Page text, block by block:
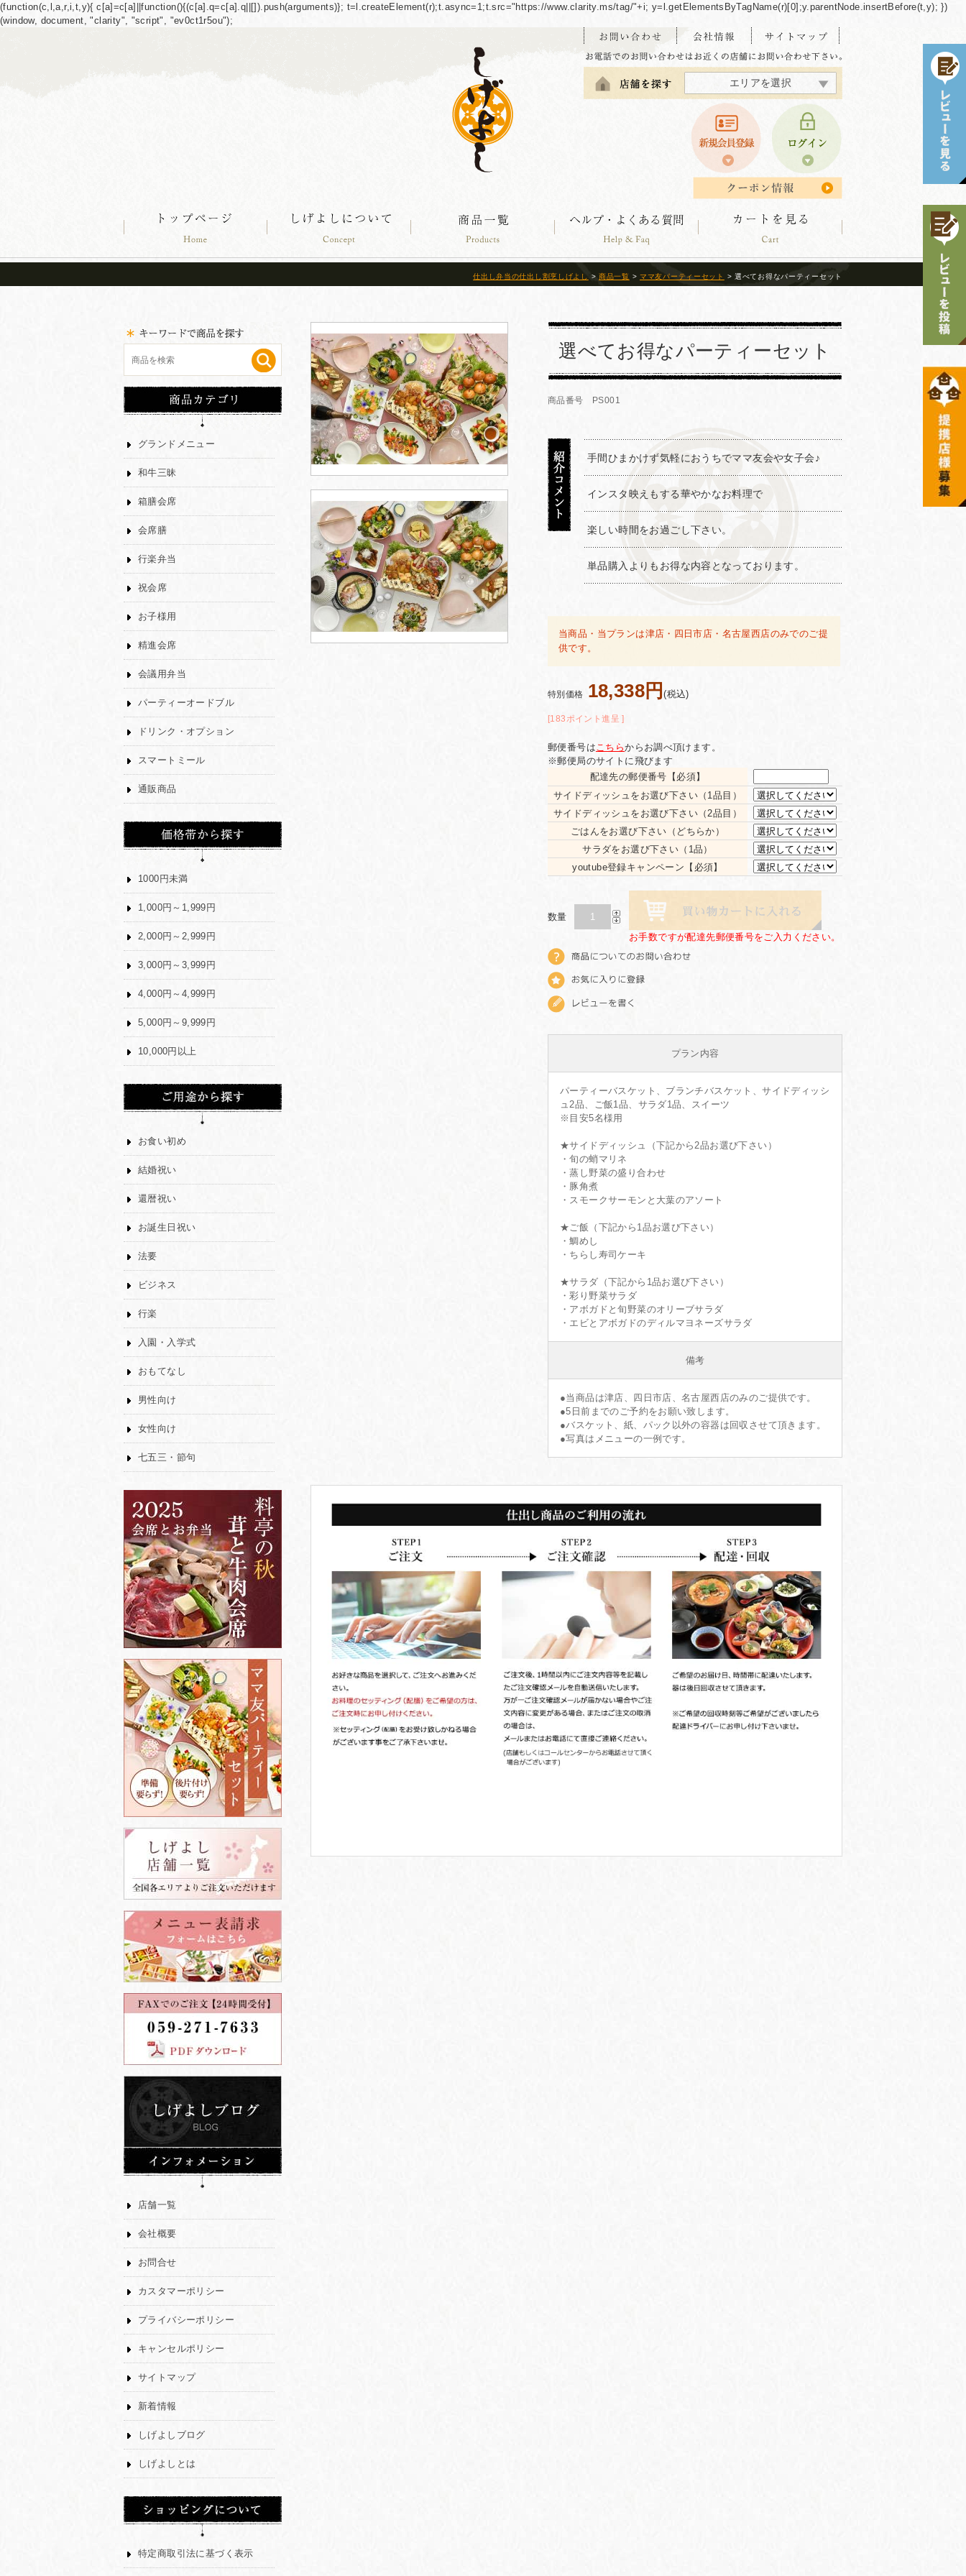
(function(c,l,a,r,i,t,y){ c[a]=c[a]||function(){(c[a].q=c[a].q||[]).push(arguments)}; t=l.createElement(r);t.async=1;t.src="https://www.clarity.ms/tag/"+i; y=l.getElementsByTagName(r)[0];y.parentNode.insertBefore(t,y); })
(window, document, "clarity", "script", "ev0ct1r5ou");
エリアを選択
北海道エリア
東北エリア
関東エリア
東海・北陸エリア
関西エリア
中四国エリア
九州エリア
沖縄エリア
仕出し弁当の仕出し割烹しげよし > 商品一覧 > ママ友パーティーセット > 選べてお得なパーティーセット
グランドメニュー
和牛三昧
箱膳会席
会席膳
行楽弁当
祝会席
お子様用
精進会席
会議用弁当
パーティーオードブル
ドリンク・オプション
スマートミール
通販商品
1000円未満
1,000円～1,999円
2,000円～2,999円
3,000円～3,999円
4,000円～4,999円
5,000円～9,999円
10,000円以上
お食い初め
結婚祝い
還暦祝い
お誕生日祝い
法要
ビジネス
行楽
入園・入学式
おもてなし
男性向け
女性向け
七五三・節句
店舗一覧
会社概要
お問合せ
カスタマーポリシー
プライバシーポリシー
キャンセルポリシー
サイトマップ
新着情報
しげよしブログ
しげよしとは
特定商取引法に基づく表示
選べてお得なパーティーセット
商品番号 PS001
手間ひまかけず気軽におうちでママ友会や女子会♪
インスタ映えもする華やかなお料理で
楽しい時間をお過ごし下さい。
単品購入よりもお得な内容となっております。
当商品・当プランは津店・四日市店・名古屋西店のみでのご提
供です。
特別価格 18,338円(税込)
[183ポイント進呈 ]
郵便番号はこちらからお調べ頂けます。
※郵便局のサイトに飛びます
配達先の郵便番号【必須】
サイドディッシュをお選び下さい（1品目）
サイドディッシュをお選び下さい（2品目）
ごはんをお選び下さい（どちらか）
サラダをお選び下さい（1品）
youtube登録キャンペーン【必須】
数量
お手数ですが配達先郵便番号をご入力ください。
プラン内容
パーティーバスケット、ブランチバスケット、サイドディッシ
ュ2品、ご飯1品、サラダ1品、スイーツ
※目安5名様用
★サイドディッシュ（下記から2品お選び下さい）
・旬の蛸マリネ
・蒸し野菜の盛り合わせ
・豚角煮
・スモークサーモンと大葉のアソート
★ご飯（下記から1品お選び下さい）
・鯛めし
・ちらし寿司ケーキ
★サラダ（下記から1品お選び下さい）
・彩り野菜サラダ
・アボガドと旬野菜のオリーブサラダ
・エビとアボガドのディルマヨネーズサラダ
備考
●当商品は津店、四日市店、名古屋西店のみのご提供です。
●5日前までのご予約をお願い致します。
●バスケット、紙、パック以外の容器は回収させて頂きます。
●写真はメニューの一例です。